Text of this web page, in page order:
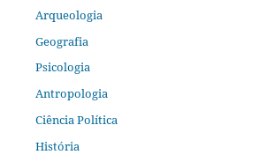
Arqueologia
Geografia
Psicologia
Antropologia
Ciência Política
História